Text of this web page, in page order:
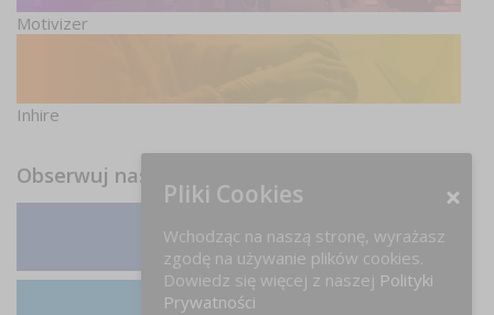
Motivizer
Inhire
Obserwuj nas
Facebook
Pliki Cookies
Wchodząc na naszą stronę, wyrażasz
zgodę na używanie plików cookies.
Dowiedz się więcej z naszej Polityki
Prywatności